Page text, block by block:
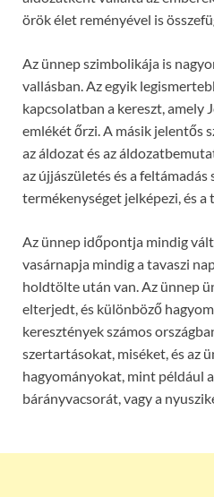
örök élet reményével is
Az ünnep szimbolikája is
vallásban. Az egyik
kapcsolatban a kereszt, amely
emlékét őrzi. A másik jelentős
az áldozat és az
az újjászületés és a
termékenységet jelképezi, és a
Az ünnep időpontja mindig
vasárnapja mindig a tavaszi
holdtölte után van. Az ünnep
elterjedt, és különböző
keresztények számos
szertartásokat, miséket, és az
hagyományokat, mint például
bárányvacsorát, vagy a